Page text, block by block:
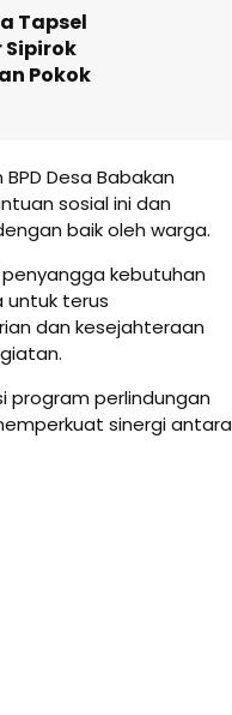
Tapsel
Sipirok
Pokok
Desa Babakan
sosial ini dan
baik oleh warga.
kebutuhan
terus
dan kesejahteraan
program perlindungan
sinergi antara